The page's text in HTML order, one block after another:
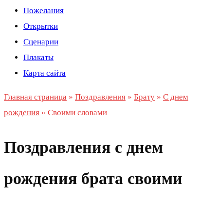
Пожелания
Открытки
Сценарии
Плакаты
Карта сайта
Главная страница » Поздравления » Брату » С днем
рождения » Своими словами
Поздравления с днем
рождения брата своими